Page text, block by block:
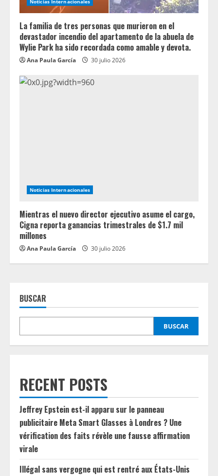
Noticias Internacionales
La familia de tres personas que murieron en el
devastador incendio del apartamento de la abuela de
Wylie Park ha sido recordada como amable y devota.
Ana Paula García 30 julio 2026
Noticias Internacionales
Mientras el nuevo director ejecutivo asume el cargo,
Cigna reporta ganancias trimestrales de $1.7 mil
millones
Ana Paula García 30 julio 2026
BUSCAR
BUSCAR
RECENT POSTS
Jeffrey Epstein est-il apparu sur le panneau
publicitaire Meta Smart Glasses à Londres ? Une
vérification des faits révèle une fausse affirmation
virale
Illégal sans vergogne qui est rentré aux États-Unis